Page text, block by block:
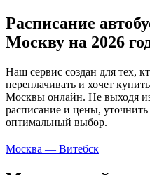
Расписание
Москву на 2026
Наш сервис создан для тех,
переплачивать и хочет
Москвы онлайн. Не выходя
расписание и цены,
оптимальный выбор.
Москва — Витебск